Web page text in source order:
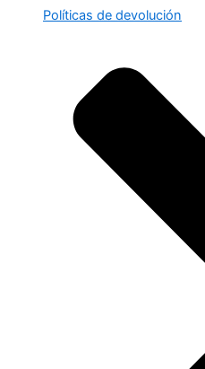
Políticas de devolución